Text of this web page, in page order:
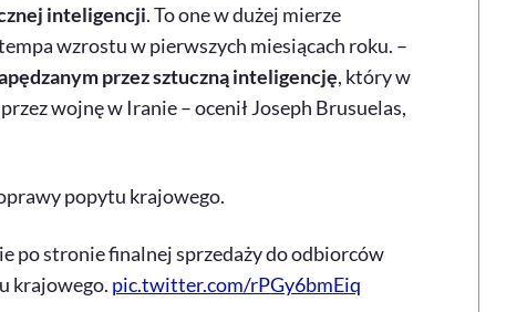
inteligencji. To one w dużej mierze
wzrostu w pierwszych miesiącach roku. –
przez sztuczną inteligencję, który w
wojnę w Iranie – oceniłJoseph Brusuelas,
popytu krajowego.
po stronie finalnej sprzedaży do odbiorców
krajowego. pic.twitter.com/rPGy6bmEiq